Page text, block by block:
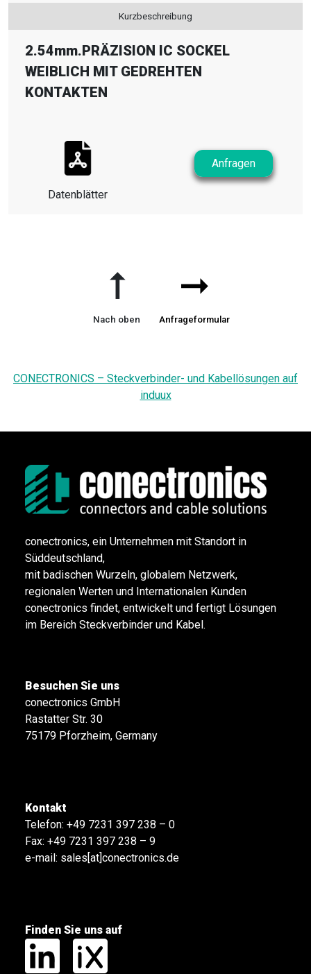
Kurzbeschreibung
2.54mm.PRÄZISION IC SOCKEL
WEIBLICH MIT GEDREHTEN
KONTAKTEN
Datenblätter
Anfragen
➞
Nach oben
➞
Anfrageformular
CONECTRONICS – Steckverbinder- und Kabellösungen auf
induux
conectronics, ein Unternehmen mit Standort in
Süddeutschland,
mit badischen Wurzeln, globalem Netzwerk,
regionalen Werten und Internationalen Kunden
conectronics findet, entwickelt und fertigt Lösungen
im Bereich Steckverbinder und Kabel.
Besuchen Sie uns
conectronics GmbH
Rastatter Str. 30
75179 Pforzheim, Germany
Kontakt
Telefon: +49 7231 397 238 – 0
Fax: +49 7231 397 238 – 9
e-mail: sales[at]conectronics.de
Finden Sie uns auf